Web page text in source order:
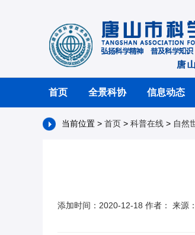
首页 全景科协 信息动态
当前位置 > 首页 > 科普在线 > 自然
添加时间：2020-12-18 作者： 来源